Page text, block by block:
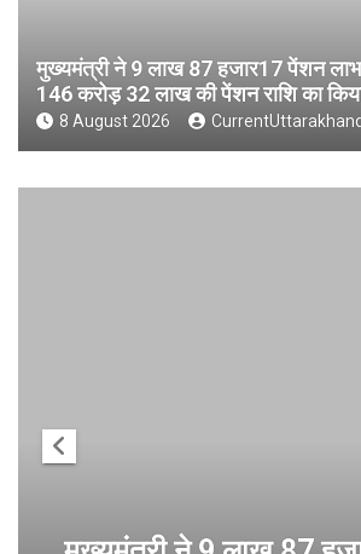
मुख्यमंत्री ने 9 लाख 87 हजार17 पेंशन
146 करोड़ 32 लाख की पेंशन राशि का
8 August 2026